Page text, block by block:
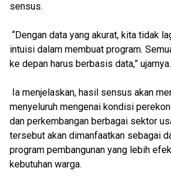
sensus.
“Dengan data yang akurat, kita tidak
intuisi dalam membuat program.
ke depan harus berbasis data,” ujarnya.
Ia menjelaskan, hasil sensus akan
menyeluruh mengenai kondisi
dan perkembangan berbagai sektor
tersebut akan dimanfaatkan sebagai
program pembangunan yang lebih
kebutuhan warga.